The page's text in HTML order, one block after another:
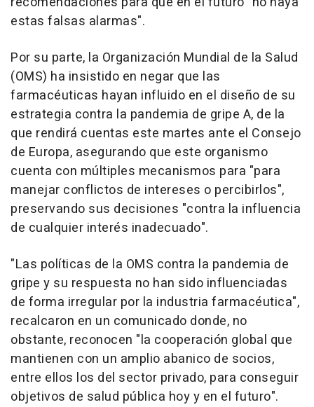
estas falsas alarmas".
Por su parte, la Organización Mundial de la Salud
(OMS) ha insistido en negar que las
farmacéuticas hayan influido en el diseño de su
estrategia contra la pandemia de gripe A, de la
que rendirá cuentas este martes ante el Consejo
de Europa, asegurando que este organismo
cuenta con múltiples mecanismos para "para
manejar conflictos de intereses o percibirlos",
preservando sus decisiones "contra la influencia
de cualquier interés inadecuado".
"Las políticas de la OMS contra la pandemia de
gripe y su respuesta no han sido influenciadas
de forma irregular por la industria farmacéutica",
recalcaron en un comunicado donde, no
obstante, reconocen "la cooperación global que
mantienen con un amplio abanico de socios,
entre ellos los del sector privado, para conseguir
objetivos de salud pública hoy y en el futuro".